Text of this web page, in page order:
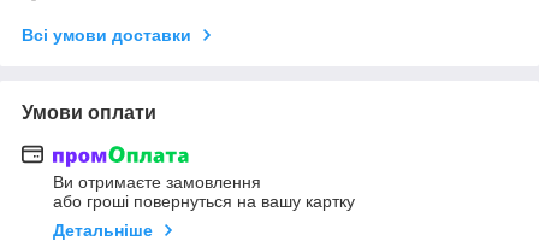
Всі умови доставки
Умови оплати
Ви отримаєте замовлення
або гроші повернуться на вашу картку
Детальніше